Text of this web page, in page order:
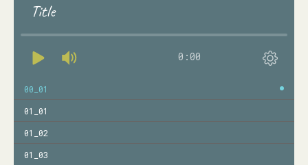
Title
0:00
00_01
01_01
01_02
01_03